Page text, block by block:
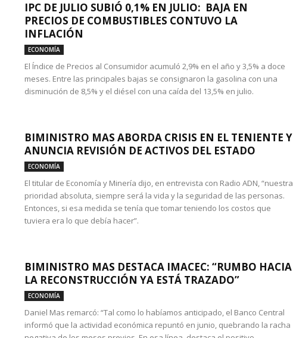
IPC DE JULIO SUBIÓ 0,1% EN JULIO: BAJA EN
PRECIOS DE COMBUSTIBLES CONTUVO LA
INFLACIÓN
ECONOMÍA
El Índice de Precios al Consumidor acumuló 2,9% en el año y 3,5% a doce
meses. Entre las principales bajas se consignaron la gasolina con una
disminución de 8,5% y el diésel con una caída del 13,5% en julio.
BIMINISTRO MAS ABORDA CRISIS EN EL TENIENTE Y
ANUNCIA REVISIÓN DE ACTIVOS DEL ESTADO
ECONOMÍA
El titular de Economía y Minería dijo, en entrevista con Radio ADN, “nuestra
prioridad absoluta, siempre será la vida y la seguridad de las personas.
Entonces, si esa medida se tenía que tomar teniendo los costos que
tuviera era lo que debía hacer”.
BIMINISTRO MAS DESTACA IMACEC: “RUMBO HACIA
LA RECONSTRUCCIÓN YA ESTÁ TRAZADO”
ECONOMÍA
Daniel Mas remarcó: “Tal como lo habíamos anticipado, el Banco Central
informó que la actividad económica repuntó en junio, quebrando la racha